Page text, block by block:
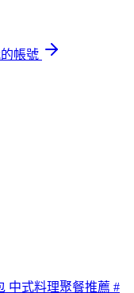
帳號
中式料理聚餐推薦 #